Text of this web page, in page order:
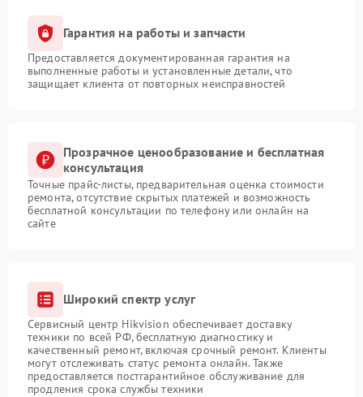
Гарантия на работы и запчасти
Предоставляется документированная гарантия на
выполненные работы и установленные детали, что
защищает клиента от повторных неисправностей
Прозрачное ценообразование и бесплатная
консультация
Точные прайс-листы, предварительная оценка стоимости
ремонта, отсутствие скрытых платежей и возможность
бесплатной консультации по телефону или онлайн на
сайте
Широкий спектр услуг
Сервисный центр Hikvision обеспечивает доставку
техники по всей РФ, бесплатную диагностику и
качественный ремонт, включая срочный ремонт. Клиенты
могут отслеживать статус ремонта онлайн. Также
предоставляется постгарантийное обслуживание для
продления срока службы техники